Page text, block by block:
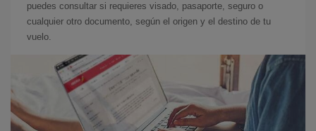
puedes consultar si requieres visado, pasaporte, seguro o
cualquier otro documento, según el origen y el destino de tu
vuelo.